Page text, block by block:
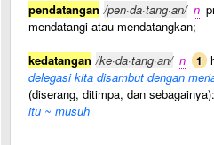
pendatangan /pen·da·tang·an/ n
mendatangi atau mendatangkan;
kedatangan /ke·da·tang·an/ n 1
delegasi kita disambut dengan
(diserang, ditimpa, dan sebagainya):
itu ~ musuh